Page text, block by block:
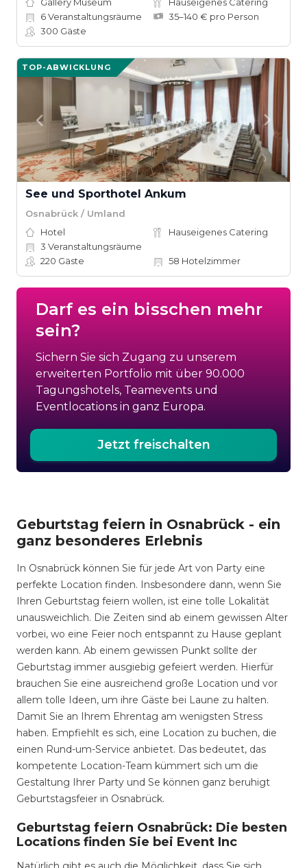
6Veranstaltungsräume
35–140 € pro Person
300 Gäste
TOP-ABWICKLUNG
See und Sporthotel Ankum
Osnabrück / Umland
Hotel
Hauseigenes Catering
3 Veranstaltungsräume
220 Gäste 58 Hotelzimmer
Darf es ein bisschen mehr
sein?
Sichern Sie sich Zugang zu unserem
erweiterten Portfolio mit über 90.000
Tagungshotels, Teamevents und
Eventlocations in ganz Europa.
Jetzt freischalten
Geburtstag feiern in Osnabrück - ein
ganz besonderes Erlebnis
In Osnabrück können Sie für jede Art von Party eine
perfekte Location finden. Insbesondere dann, wenn Sie
Ihren Geburtstag feiern wollen, ist eine tolle Lokalität
unausweichlich. Die Zeiten sind ab einem gewissen Alter
vorbei, wo eine Feier noch entspannt zu Hause geplant
werden kann. Ab einem gewissen Punkt sollte der
Geburtstag immer ausgiebig gefeiert werden. Hierfür
brauchen Sie eine ausreichend große Location und vor
allem tolle Ideen, um ihre Gäste bei Laune zu halten.
Damit Sie an Ihrem Ehrentag am wenigsten Stress
haben. Empfiehlt es sich, eine Location zu buchen, die
einen Rund-um-Service anbietet. Das bedeutet, das
kompetente Location-Team kümmert sich um die
Gestaltung Ihrer Party und Se können ganz beruhigt
Geburtstagsfeier in Osnabrück.
Geburtstag feiern Osnabrück: Die besten
Locations finden Sie bei Event Inc